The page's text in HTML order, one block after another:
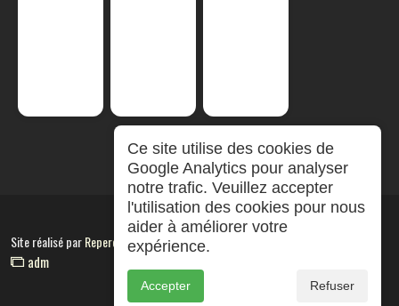
Site réalisé parRepereCom
adm
Ce site utilise des cookies de
Google Analytics pour analyser
notre trafic. Veuillez accepter
l'utilisation des cookies pour nous
aider à améliorer votre
expérience.
Accepter Refuser